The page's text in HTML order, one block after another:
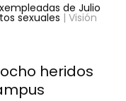
de Julio
sexuales | Visión
heridos